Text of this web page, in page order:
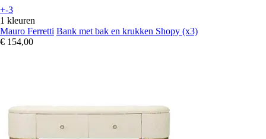
+-3
1 kleuren
Mauro Ferretti Bank met bak en krukken Shopy (x3)
€ 154,00